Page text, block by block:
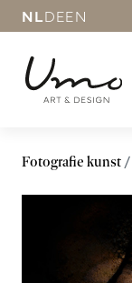
NLDEEN
Fotografie kunst